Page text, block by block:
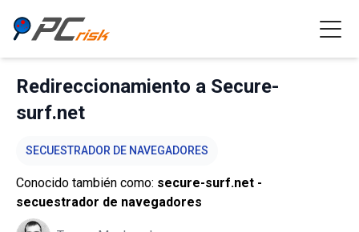
Redireccionamiento a Secure-
surf.net
SECUESTRADOR DE NAVEGADORES
Conocido también como: secure-surf.net -
secuestrador de navegadores